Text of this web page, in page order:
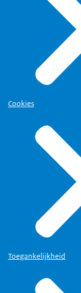
Cookies
Toegankelijkheid